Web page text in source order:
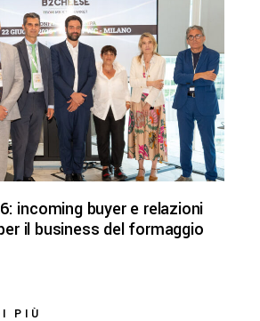
incoming buyer e relazioni
il business del formaggio
PIÙ